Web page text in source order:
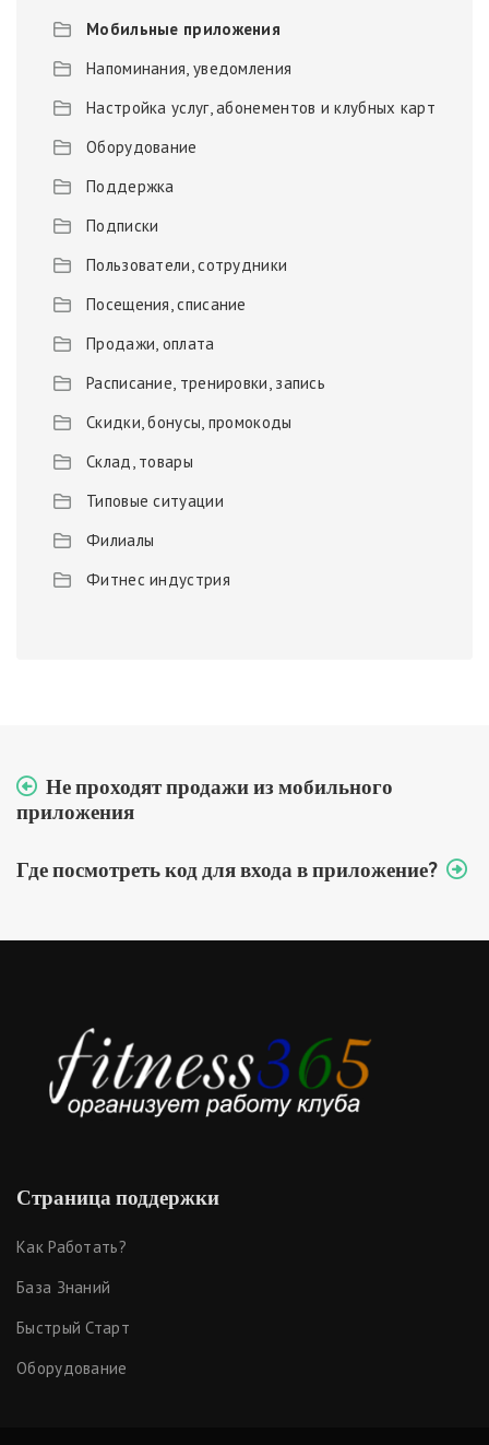
Мобильные приложения
Напоминания, уведомления
Настройка услуг, абонементов и клубных карт
Оборудование
Поддержка
Подписки
Пользователи, сотрудники
Посещения, списание
Продажи, оплата
Расписание, тренировки, запись
Скидки, бонусы, промокоды
Склад, товары
Типовые ситуации
Филиалы
Фитнес индустрия
Не проходят продажи из мобильного
приложения
Где посмотреть код для входа в приложение?
Страница поддержки
Как Работать?
База Знаний
Быстрый Старт
Оборудование